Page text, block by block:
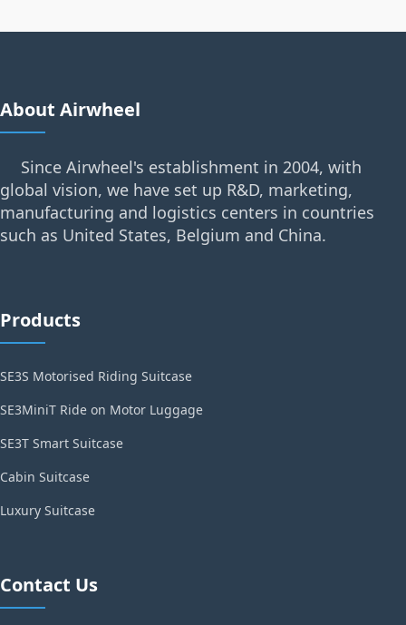
About Airwheel
Since Airwheel's establishment in 2004, with
global vision, we have set up R&D, marketing,
manufacturing and logistics centers in countries
such as United States, Belgium and China.
Products
SE3S Motorised Riding Suitcase
SE3MiniT Ride on Motor Luggage
SE3T Smart Suitcase
Cabin Suitcase
Luxury Suitcase
Contact Us